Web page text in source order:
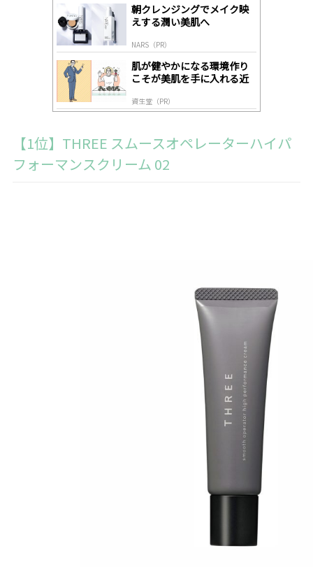
朝クレンジングでメイク映
えする潤い美肌へ
NARS（PR）
肌が健やかになる環境作り
こそが美肌を手に入れる近
資生堂（PR）
【1位】THREE スムースオペレーターハイパ
フォーマンスクリーム 02